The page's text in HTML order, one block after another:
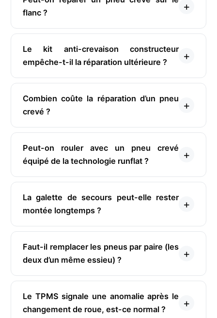
flanc ?
Le kit anti-crevaison constructeur
empêche-t-il la réparation ultérieure ?
Combien coûte la réparation d’un pneu
crevé ?
Peut-on rouler avec un pneu crevé
équipé de la technologie runflat ?
La galette de secours peut-elle rester
montée longtemps ?
Faut-il remplacer les pneus par paire (les
deux d’un même essieu) ?
Le TPMS signale une anomalie après le
changement de roue, est-ce normal ?